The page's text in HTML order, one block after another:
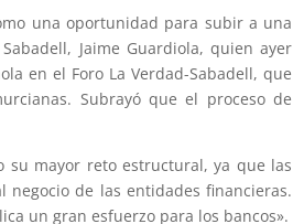
una oportunidad para subir a una
Jaime Guardiola, quien ayer
en el Foro La Verdad-Sabadell, que
Subrayó que el proceso de
su mayor reto estructural, ya que las
negocio de las entidades financieras.
un gran esfuerzo para los bancos».